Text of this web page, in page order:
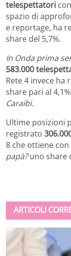
telespettatori
spazio di
e reportage, ha
share del 5,7%.
In Onda prima
583.000
Rete 4 invece ha
share pari al
Caraibi.
Ultime posizioni
registrato
8 che ottiene con
papà?uno share
ARTICOLI